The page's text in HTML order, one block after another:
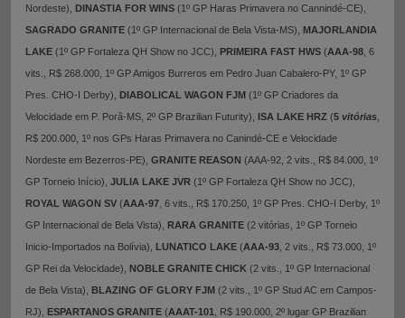
Nordeste), DINASTIA FOR WINS (1º GP Haras Primavera no Cannindé-CE),
SAGRADO GRANITE (1º GP Internacional de Bela Vista-MS), MAJORLANDIA
LAKE (1º GP Fortaleza QH Show no JCC), PRIMEIRA FAST HWS (AAA-98 , 6
vits., R$ 268.000, 1º GP Amigos Burreros em Pedro Juan Cabalero-PY, 1º GP
Pres. CHO-I Derby), DIABOLICAL WAGON FJM (1º GP Criadores da
Velocidade em P. Porã-MS, 2º GP Brazilian Futurity), ISA LAKE HRZ (5 vitórias
R$ 200.000, 1º nos GPs Haras Primavera no Canindé-CE e Velocidade
Nordeste em Bezerros-PE), GRANITE REASON (AAA-92, 2 vits., R$ 84.000, 1º
GP Torneio Início), JULIA LAKE JVR (1º GP Fortaleza QH Show no JCC),
ROYAL WAGON SV (AAA-97 , 6 vits., R$ 170.250, 1º GP Pres. CHO-I Derby, 1º
GP Internacional de Bela Vista), RARA GRANITE (2 vitórias, 1º GP Torneio
Inicio-Importados na Bolívia), LUNATICO LAKE (AAA-93 , 2 vits., R$ 73.000, 1º
GP Rei da Velocidade), NOBLE GRANITE CHICK (2 vits., 1º GP Internacional
de Bela Vista), BLAZING OF GLORY FJM (2 vits., 1º GP Stud AC em Campos-
RJ), ESPARTANOS GRANITE (AAAT-101
, R$ 190.000, 2º lugar GP Brazilian